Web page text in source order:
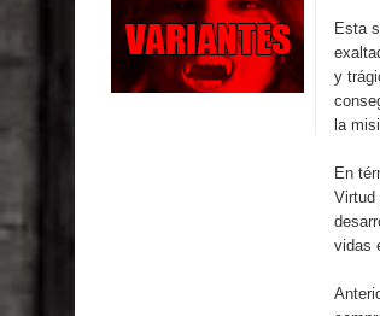
Esta
y
la
En
Virtud
vidas